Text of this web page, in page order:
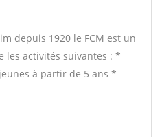
depuis 1920 le FCM est un
les activités suivantes : *
à partir de 5 ans *